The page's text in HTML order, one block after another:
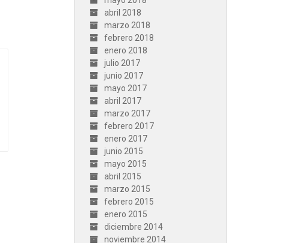
abril 2018
marzo 2018
febrero 2018
enero 2018
julio 2017
junio 2017
mayo 2017
abril 2017
marzo 2017
febrero 2017
enero 2017
junio 2015
mayo 2015
abril 2015
marzo 2015
febrero 2015
enero 2015
diciembre 2014
noviembre 2014